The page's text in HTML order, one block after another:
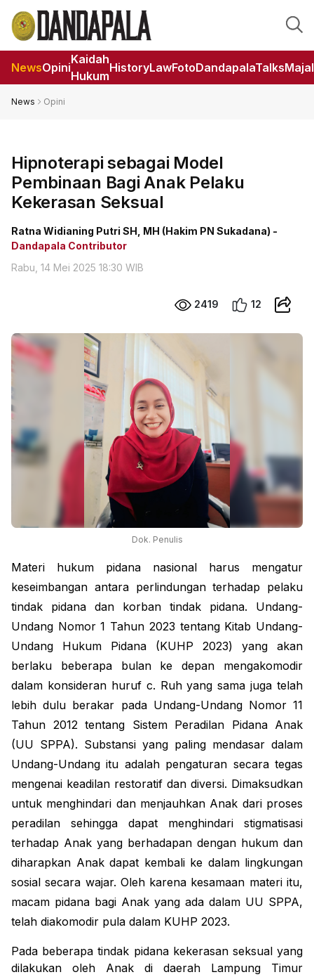
NewsOpini
Kaidah
Hukum
HistoryLawFotoDandapalaTalks
News Opini
Hipnoterapi sebagai Model
Pembinaan Bagi Anak Pelaku
Kekerasan Seksual
Ratna Widianing Putri SH, MH (Hakim PN Sukadana) -
Dandapala Contributor
Rabu, 14 Mei 2025 18:30 WIB
2419 12
Dok. Penulis
Materi hukum pidana nasional harus mengatur
keseimbangan antara perlindungan terhadap pelaku
tindak pidana dan korban tindak pidana. Undang-
Undang Nomor 1 Tahun 2023 tentang Kitab Undang-
Undang Hukum Pidana (KUHP 2023) yang akan
berlaku beberapa bulan ke depan mengakomodir
dalam konsideran huruf c. Ruh yang sama juga telah
lebih dulu berakar pada Undang-Undang Nomor 11
Tahun 2012 tentang Sistem Peradilan Pidana Anak
(UU SPPA). Substansi yang paling mendasar dalam
Undang-Undang itu adalah pengaturan secara tegas
mengenai keadilan restoratif dan diversi. Dimaksudkan
untuk menghindari dan menjauhkan Anak dari proses
peradilan sehingga dapat menghindari stigmatisasi
terhadap Anak yang berhadapan dengan hukum dan
diharapkan Anak dapat kembali ke dalam lingkungan
sosial secara wajar. Oleh karena kesamaan materi itu,
macam pidana bagi Anak yang ada dalam UU SPPA,
telah diakomodir pula dalam KUHP 2023.
Pada beberapa tindak pidana kekerasan seksual yang
dilakukan oleh Anak di daerah Lampung Timur